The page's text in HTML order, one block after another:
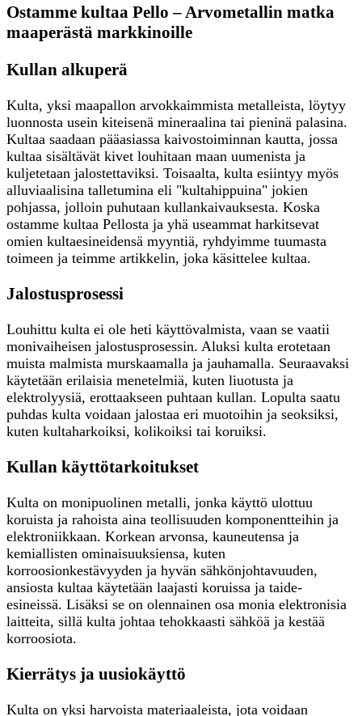
Ostamme kultaa Pello – Arvometallin matka
maaperästä markkinoille
Kullan alkuperä
Kulta, yksi maapallon arvokkaimmista metalleista, löytyy
luonnosta usein kiteisenä mineraalina tai pieninä palasina.
Kultaa saadaan pääasiassa kaivostoiminnan kautta, jossa
kultaa sisältävät kivet louhitaan maan uumenista ja
kuljetetaan jalostettaviksi. Toisaalta, kulta esiintyy myös
alluviaalisina talletumina eli "kultahippuina" jokien
pohjassa, jolloin puhutaan kullankaivauksesta. Koska
ostamme kultaa Pellosta ja yhä useammat harkitsevat
omien kultaesineidensä myyntiä, ryhdyimme tuumasta
toimeen ja teimme artikkelin, joka käsittelee kultaa.
Jalostusprosessi
Louhittu kulta ei ole heti käyttövalmista, vaan se vaatii
monivaiheisen jalostusprosessin. Aluksi kulta erotetaan
muista malmista murskaamalla ja jauhamalla. Seuraavaksi
käytetään erilaisia menetelmiä, kuten liuotusta ja
elektrolyysiä, erottaakseen puhtaan kullan. Lopulta saatu
puhdas kulta voidaan jalostaa eri muotoihin ja seoksiksi,
kuten kultaharkoiksi, kolikoiksi tai koruiksi.
Kullan käyttötarkoitukset
Kulta on monipuolinen metalli, jonka käyttö ulottuu
koruista ja rahoista aina teollisuuden komponentteihin ja
elektroniikkaan. Korkean arvonsa, kauneutensa ja
kemiallisten ominaisuuksiensa, kuten
korroosionkestävyyden ja hyvän sähkönjohtavuuden,
ansiosta kultaa käytetään laajasti koruissa ja taide-
esineissä. Lisäksi se on olennainen osa monia elektronisia
laitteita, sillä kulta johtaa tehokkaasti sähköä ja kestää
korroosiota.
Kierrätys ja uusiokäyttö
Kulta on yksi harvoista materiaaleista, jota voidaan